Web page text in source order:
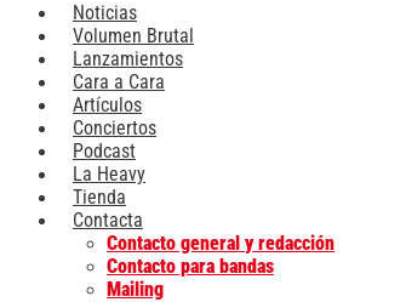
Noticias
Volumen Brutal
Lanzamientos
Cara a Cara
Artículos
Conciertos
Podcast
La Heavy
Tienda
Contacta
Contacto general y redacción
Contacto para bandas
Mailing